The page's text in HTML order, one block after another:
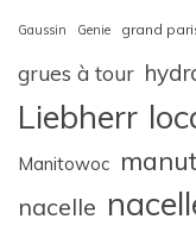
Gaussin Genie grand
grues à tour
Liebherr
Manitowoc
nacelle